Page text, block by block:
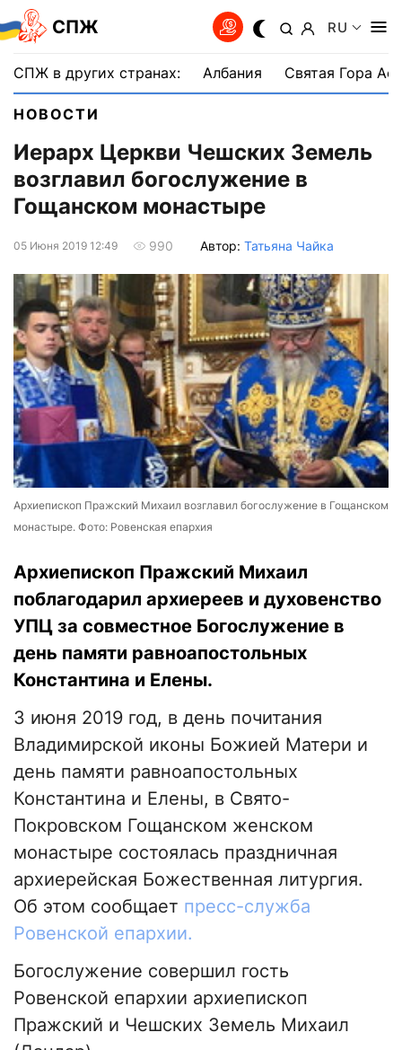
СПЖ RU
СПЖ в других странах: Албания Святая Гора
НОВОСТИ
Иерарх Церкви Чешских Земель
возглавил богослужение в
Гощанском монастыре
05 Июня 2019 12:49 990 Автор: Татьяна Чайка
Архиепископ Пражский Михаил возглавил богослужение в Гощанском
монастыре. Фото: Ровенская епархия
Архиепископ Пражский Михаил
поблагодарил архиереев и духовенство
УПЦ за совместное Богослужение в
день памяти равноапостольных
Константина и Елены.
3 июня 2019 год, в день почитания
Владимирской иконы Божией Матери и
день памяти равноапостольных
Константина и Елены, в Свято-
Покровском Гощанском женском
монастыре состоялась праздничная
архиерейская Божественная литургия.
Об этом сообщает пресс-служба
Ровенской епархии.
Богослужение совершил гость
Ровенской епархии архиепископ
Пражский и Чешских Земель Михаил